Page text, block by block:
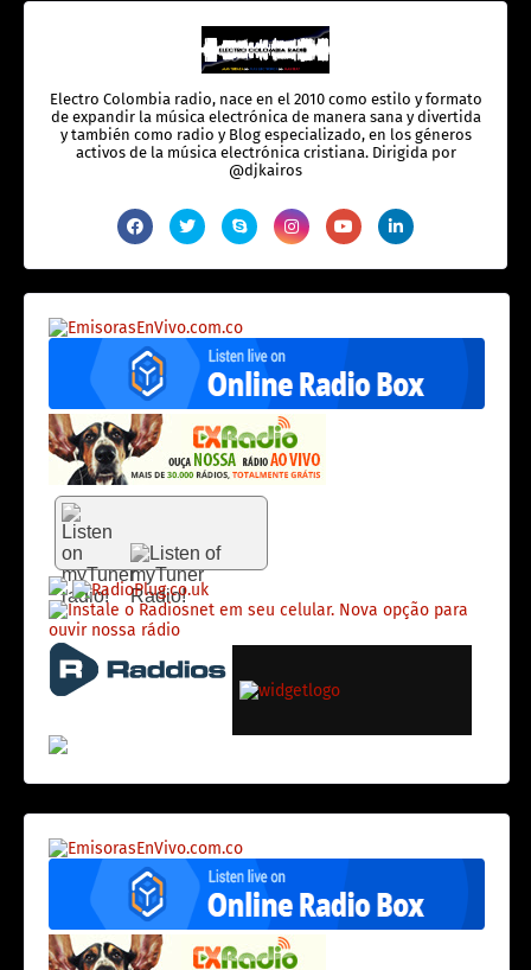
Electro Colombia radio, nace en el 2010 como estilo y formato
de expandir la música electrónica de manera sana y divertida
y también como radio y Blog especializado, en los géneros
activos de la música electrónica cristiana. Dirigida por
@djkairos